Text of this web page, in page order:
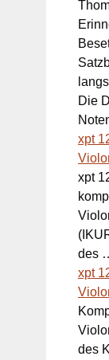
Die
xpt
xpt
des
xpt
des